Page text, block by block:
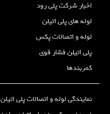
اخبار شرکت پلی رود
لوله های پلی اتیلن
لوله و اتصالات پکس
پلی اتیلن فشار قوی
کمربندها
نمایندگی لوله و اتصالات پلی